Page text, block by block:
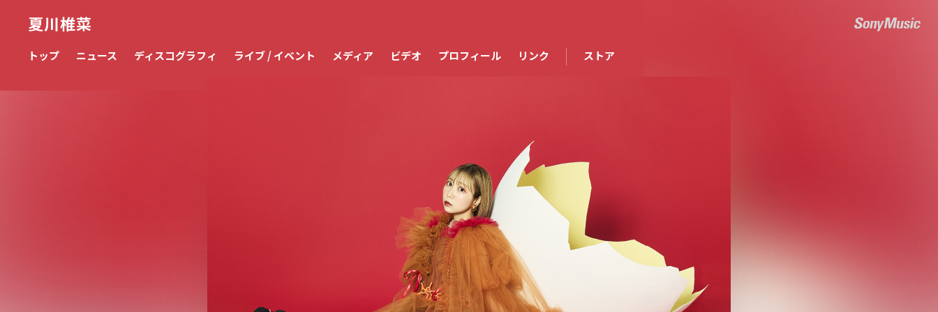
夏川椎菜
トップ ニュース ディスコグラフィ ライブ / イベント メディア ビデオ プロフィール リンク ストア